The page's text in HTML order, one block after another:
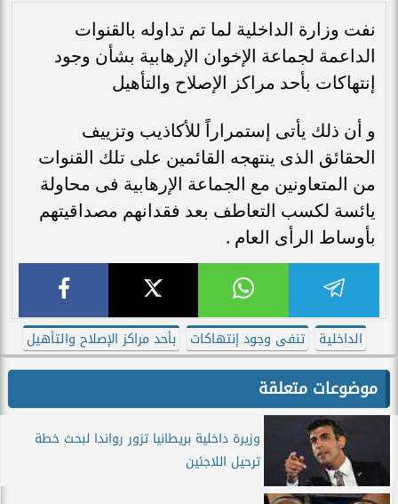
نفت وزارة الداخلية لما تم تداوله بالقنوات
الداعمة لجماعة الإخوان الإرهابية بشأن وجود
إنتهاكات بأحد مراكز الإصلاح والتأهيل
و أن ذلك يأتى إستمراراً للأكاذيب وتزييف
الحقائق الذى ينتهجه القائمين على تلك القنوات
من المتعاونين مع الجماعة الإرهابية فى محاولة
يائسة لكسب التعاطف بعد فقدانهم مصداقيتهم
بأوساط الرأى العام .
الداخلية تنفى وجود إنتهاكات بأحد مراكز الإصلاح والتأهيل
موضوعات متعلقة
وزيرة داخلية بريطانيا تزور رواندا لبحث خطة
ترحيل اللاجئين